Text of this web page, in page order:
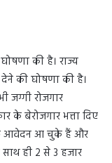
की है। राज्य
देने की घोषणा की है।
जग्गी रोजगार
के बेरोजगार भत्ता दिए
आवेदन आ चुके हैं और
ही 2 से 3 हजार